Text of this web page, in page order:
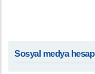
Sosyal medya